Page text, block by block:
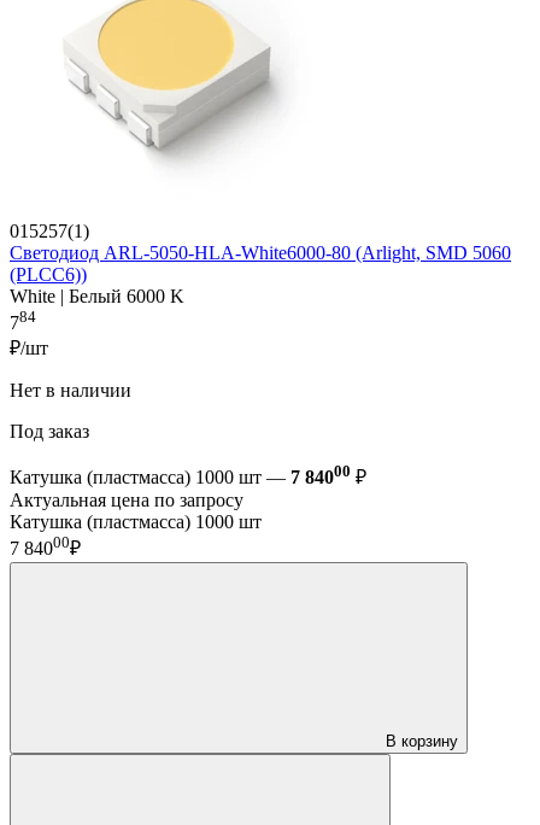
015257(1)
Светодиод ARL-5050-HLA-White6000-80 (Arlight, SMD 5060
(PLCC6))
White | Белый 6000 K
784
₽/шт
Нет в наличии
Под заказ
Катушка (пластмасса) 1000 шт — 7 84000 ₽
Актуальная цена по запросу
Катушка (пластмасса) 1000 шт
7 84000₽
В корзину